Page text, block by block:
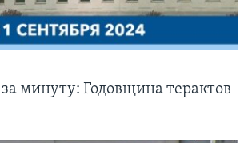
минуту: Годовщина терактов